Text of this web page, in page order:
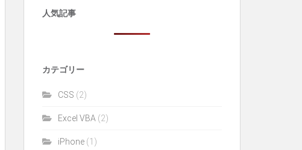
人気記事
カテゴリー
CSS (2)
Excel VBA (2)
iPhone (1)